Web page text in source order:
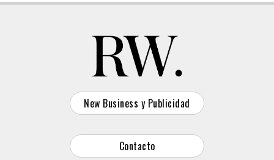
New Business y Publicidad
Contacto